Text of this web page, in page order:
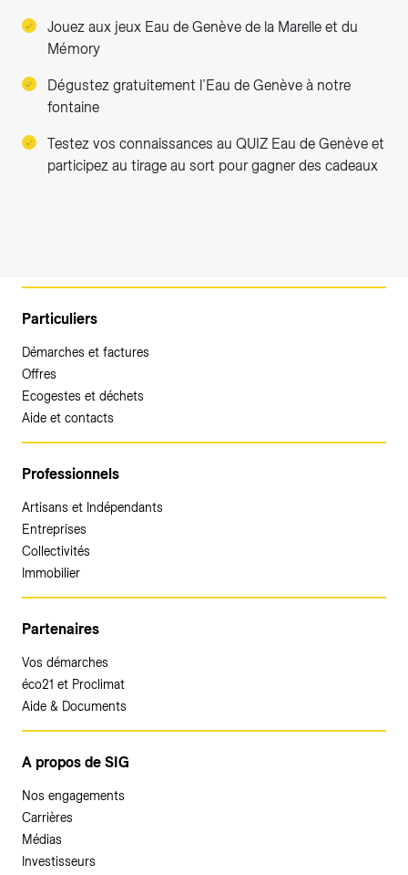
Jouez aux jeux Eau de Genève de la Marelle et du
Mémory
Dégustez gratuitement l’Eau de Genève à notre
fontaine
Testez vos connaissances au QUIZ Eau de Genève et
participez au tirage au sort pour gagner des cadeaux
Particuliers
Démarches et factures
Offres
Ecogestes et déchets
Aide et contacts
Professionnels
Artisans et Indépendants
Entreprises
Collectivités
Immobilier
Partenaires
Vos démarches
éco21 et Proclimat
Aide & Documents
A propos de SIG
Nos engagements
Carrières
Médias
Investisseurs